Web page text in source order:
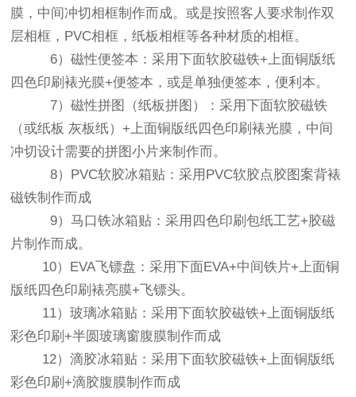
膜，中间冲切相框制作而成。或是按照客人要求制作双
层相框，PVC相框，纸板相框等各种材质的相框。
6）磁性便签本：采用下面软胶磁铁+上面铜版纸
四色印刷裱光膜+便签本，或是单独便签本，便利本。
7）磁性拼图（纸板拼图）：采用下面软胶磁铁
（或纸板 灰板纸）+上面铜版纸四色印刷裱光膜，中间
冲切设计需要的拼图小片来制作而。
8）PVC软胶冰箱贴：采用PVC软胶点胶图案背裱
磁铁制作而成
9）马口铁冰箱贴：采用四色印刷包纸工艺+胶磁
片制作而成。
10）EVA飞镖盘：采用下面EVA+中间铁片+上面铜
版纸四色印刷裱亮膜+飞镖头。
11）玻璃冰箱贴：采用下面软胶磁铁+上面铜版纸
彩色印刷+半圆玻璃窗腹膜制作而成
12）滴胶冰箱贴：采用下面软胶磁铁+上面铜版纸
彩色印刷+滴胶腹膜制作而成